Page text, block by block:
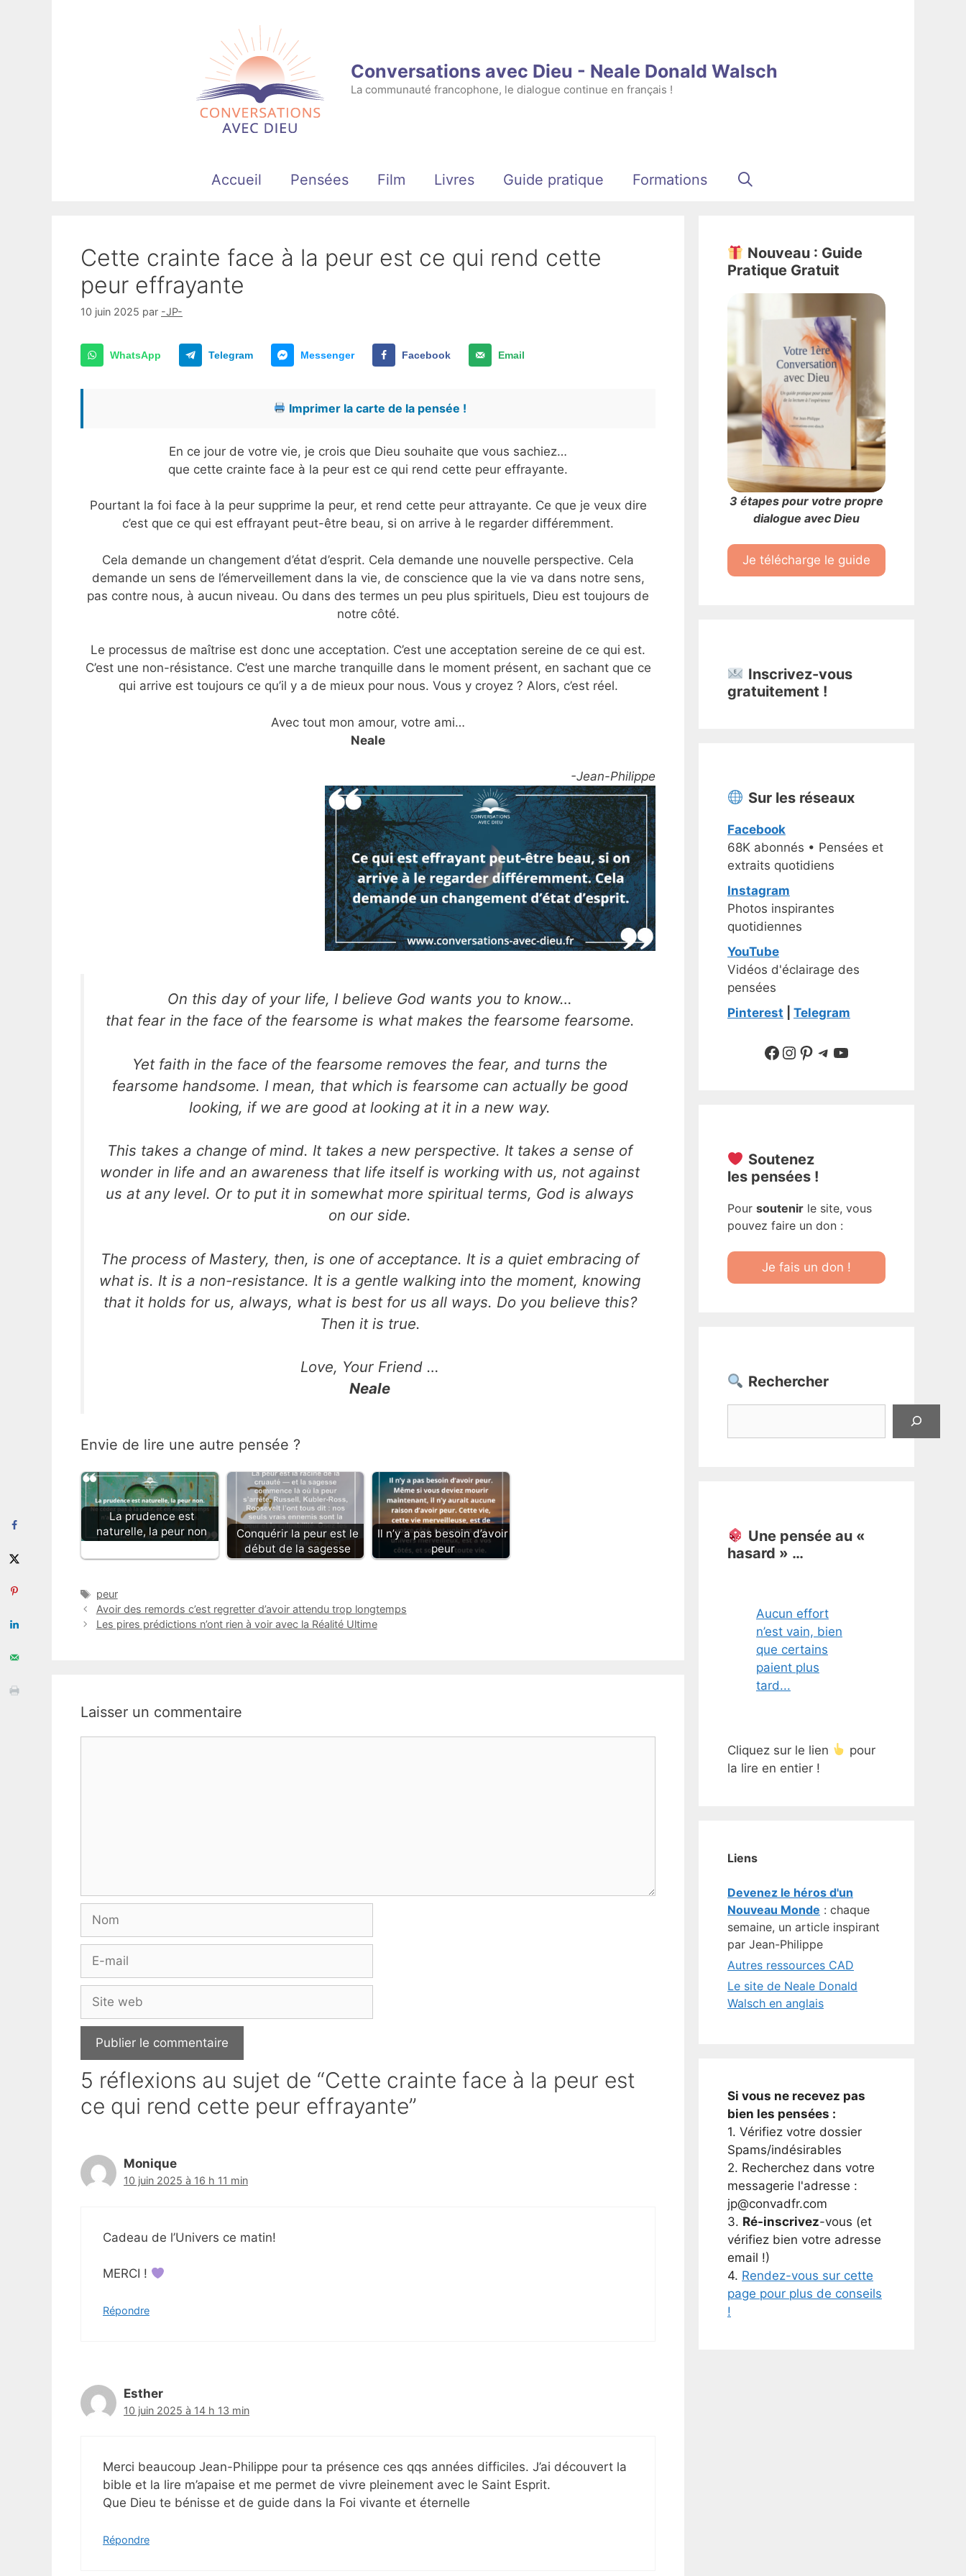
Conversations avec Dieu - Neale Donald Walsch
La communauté francophone, le dialogue continue en français !
Accueil Pensées Film Livres Guide pratique Formations
Cette crainte face à la peur est ce qui rend cette
peur effrayante
10 juin 2025 par -JP-
WhatsApp Telegram Messenger Facebook Email
Imprimer la carte de la pensée !
En ce jour de votre vie, je crois que Dieu souhaite que vous sachiez…
que cette crainte face à la peur est ce qui rend cette peur effrayante.
Pourtant la foi face à la peur supprime la peur, et rend cette peur attrayante. Ce que je veux dire
c’est que ce qui est effrayant peut-être beau, si on arrive à le regarder différemment.
Cela demande un changement d’état d’esprit. Cela demande une nouvelle perspective. Cela
demande un sens de l’émerveillement dans la vie, de conscience que la vie va dans notre sens,
pas contre nous, à aucun niveau. Ou dans des termes un peu plus spirituels, Dieu est toujours de
notre côté.
Le processus de maîtrise est donc une acceptation. C’est une acceptation sereine de ce qui est.
C’est une non-résistance. C’est une marche tranquille dans le moment présent, en sachant que ce
qui arrive est toujours ce qu’il y a de mieux pour nous. Vous y croyez ? Alors, c’est réel.
Avec tout mon amour, votre ami…
Neale
-Jean-Philippe
On this day of your life, I believe God wants you to know…
that fear in the face of the fearsome is what makes the fearsome fearsome.
Yet faith in the face of the fearsome removes the fear, and turns the
fearsome handsome. I mean, that which is fearsome can actually be good
looking, if we are good at looking at it in a new way.
This takes a change of mind. It takes a new perspective. It takes a sense of
wonder in life and an awareness that life itself is working with us, not against
us at any level. Or to put it in somewhat more spiritual terms, God is always
on our side.
The process of Mastery, then, is one of acceptance. It is a quiet embracing of
what is. It is a non-resistance. It is a gentle walking into the moment, knowing
that it holds for us, always, what is best for us all ways. Do you believe this?
Then it is true.
Love, Your Friend …
Neale
Envie de lire une autre pensée ?
La prudence est
naturelle, la peur non
Conquérir la peur est le
début de la sagesse
Il n’y a pas besoin d’avoir
peur
Étiquettes
peur
Avoir des remords c’est regretter d’avoir attendu trop longtemps
Les pires prédictions n’ont rien à voir avec la Réalité Ultime
Laisser un commentaire
Nom
Site
web
5 réflexions au sujet de “Cette crainte face à la peur est
ce qui rend cette peur effrayante”
Monique
10 juin 2025 à 16 h 11 min
Cadeau de l’Univers ce matin!
MERCI !
Répondre
Esther
10 juin 2025 à 14 h 13 min
Merci beaucoup Jean-Philippe pour ta présence ces qqs années difficiles. J’ai découvert la
bible et la lire m’apaise et me permet de vivre pleinement avec le Saint Esprit.
Que Dieu te bénisse et de guide dans la Foi vivante et éternelle
Répondre
Nouveau : Guide
Pratique Gratuit
3 étapes pour votre propre
dialogue avec Dieu
Je télécharge le guide
Inscrivez-vous
gratuitement !
Sur les réseaux
Facebook
68K abonnés • Pensées et
extraits quotidiens
Instagram
Photos inspirantes
quotidiennes
YouTube
Vidéos d'éclairage des
pensées
Pinterest
Telegram
Suivre sur Facebook
Suivre sur Instagram
Pinterest
Sur Telegram
YouTube
Soutenez
les pensées !
Pour soutenir le site, vous
pouvez faire un don :
Je fais un don !
Rechercher
Une pensée au «
hasard » …
Aucun effort
n’est vain, bien
que certains
paient plus
tard...
Cliquez sur le lien
pour
la lire en entier !
Liens
Devenez le héros d'un
Nouveau Monde : chaque
semaine, un article inspirant
par Jean-Philippe
Autres ressources CAD
Le site de Neale Donald
Walsch en anglais
Si vous ne recevez pas
bien les pensées :
1. Vérifiez votre dossier
Spams/indésirables
2. Recherchez dans votre
messagerie l'adresse :
jp@convadfr.com
3. Ré-inscrivez-vous (et
vérifiez bien votre adresse
email !)
4. Rendez-vous sur cette
page pour plus de conseils
!